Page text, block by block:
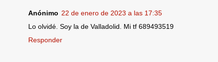
Anónimo 22 de enero de 2023 a las 17:35
Lo olvidé. Soy la de Valladolid. Mi tf 689493519
Responder